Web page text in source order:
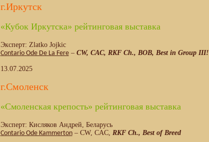
г.Иркутск
«Кубок Иркутска» рейтинговая выставка
Эксперт: Zlatko Jojkic
Contario Ode De La Fere– CW, CAC, RKF Ch., BOB, Best in Group III!
13.07.2025
г.Смоленск
«Смоленская крепость» рейтинговая выставка
Эксперт: Кисляков Андрей, Беларусь
Сontario Ode Kammerton– CW, CAC, RKF Ch., Best of Breed